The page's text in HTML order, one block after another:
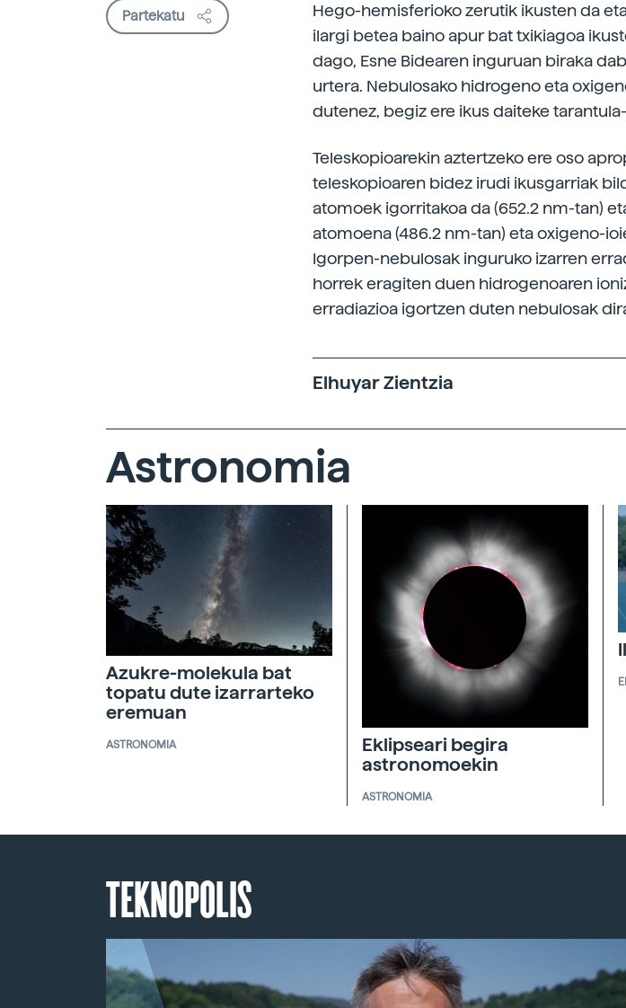
Partekatu
Hego-hemisferioko zerutik ikusten da
ilargi betea baino apur bat txikiagoa
dago, Esne Bidearen inguruan biraka
urtera. Nebulosako hidrogeno eta
dutenez, begiz ere ikus daiteke
Teleskopioarekin aztertzeko ere oso
teleskopioaren bidez irudi ikusgarriak
atomoek igorritakoa da (652.2 nm-tan)
atomoena (486.2 nm-tan) eta oxigeno-
Igorpen-nebulosak inguruko izarren
horrek eragiten duen hidrogenoaren
erradiazioa igortzen duten nebulosak
Elhuyar Zientzia
Astronomia
Azukre-molekula bat
topatu dute izarrarteko
eremuan
ASTRONOMIA
Eklipseari begira
astronomoekin
ASTRONOMIA
TEKNOPOLIS